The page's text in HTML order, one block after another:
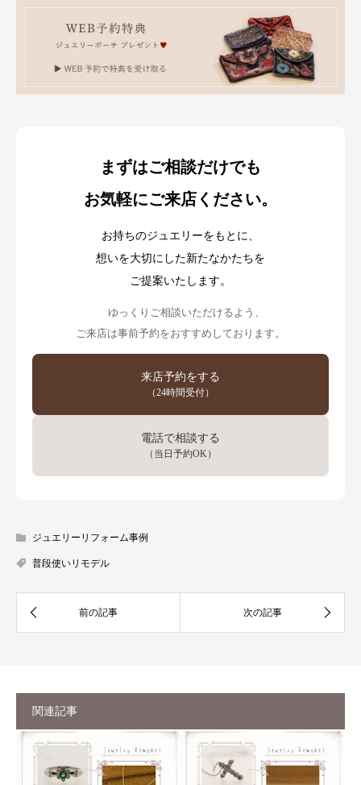
まずはご相談だけでも
お気軽にご来店ください。
お持ちのジュエリーをもとに、
想いを大切にした新たなかたちを
ご提案いたします。
ゆっくりご相談いただけるよう、
ご来店は事前予約をおすすめしております。
来店予約をする
（24時間受付）
電話で相談する
（当日予約OK）
ジュエリーリフォーム事例
普段使いリモデル
関連記事